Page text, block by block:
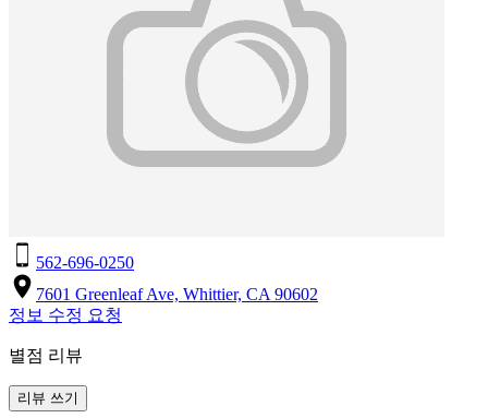
562-696-0250
7601 Greenleaf Ave, Whittier, CA 90602
정보 수정 요청
별점 리뷰
리뷰 쓰기